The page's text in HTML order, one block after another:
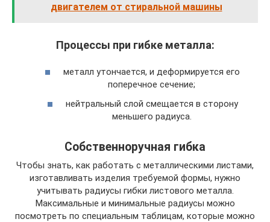
двигателем от стиральной машины
Процессы при гибке металла:
металл утончается, и деформируется его
поперечное сечение;
нейтральный слой смещается в сторону
меньшего радиуса.
Собственноручная гибка
Чтобы знать, как работать с металлическими листами,
изготавливать изделия требуемой формы, нужно
учитывать радиусы гибки листового металла.
Максимальные и минимальные радиусы можно
посмотреть по специальным таблицам, которые можно